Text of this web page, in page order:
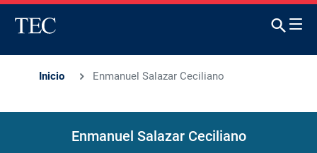
Inicio Enmanuel Salazar Ceciliano
Enmanuel Salazar Ceciliano